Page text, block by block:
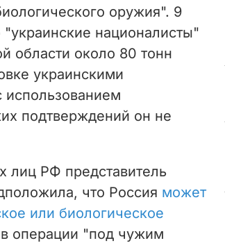
оружия". 9
националисты"
области около 80 тонн
украинскими
использованием
подтверждений он не
лиц РФ представитель
что Россия может
или биологическое
в операции "под чужим